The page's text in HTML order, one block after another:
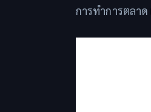
การทำการตลา